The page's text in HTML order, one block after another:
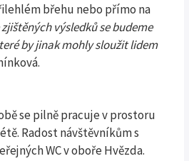
břehu nebo přímo na
výsledků se budeme
by jinak mohly sloužit lidem
se pilně pracuje v prostoru
Radost návštěvníkům s
WC v oboře Hvězda.